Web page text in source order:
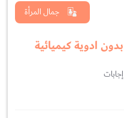
ادوية كيميائية
جمال المرأة